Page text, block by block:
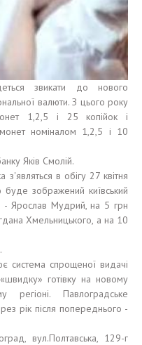
звикати до нового
валюти. З цього року
1,2,5 і 25 копійок і
номіналом 1,2,5 і 10
Яків Смолій.
з'являться в обігу 27 квітня
зображений київський
- Ярослав Мудрий, на 5 грн
Хмельницького, а на 10
спрощеної видачі
готівку на новому
регіоні. Павлоградське
рік після попереднього -
вул.Полтавська, 129-г